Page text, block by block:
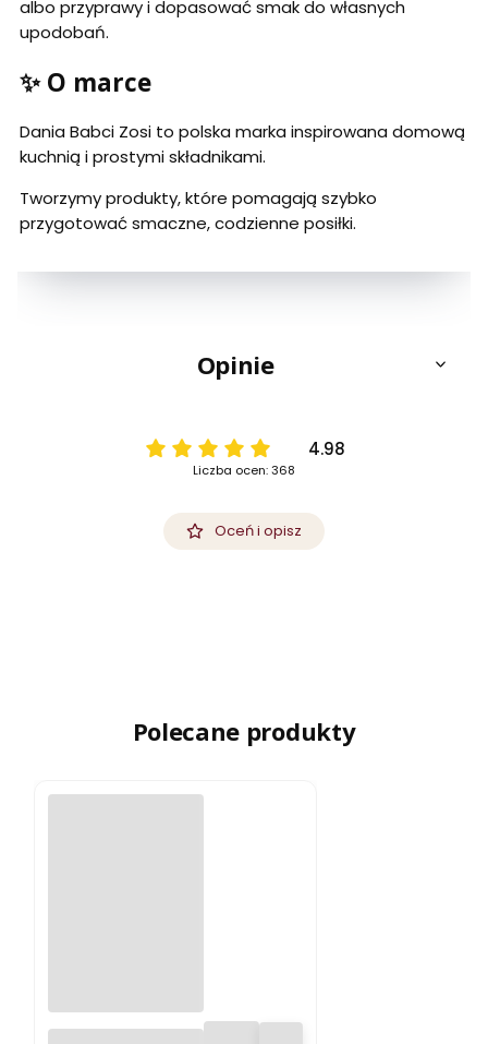
albo przyprawy i dopasować smak do własnych
upodobań.
✨ O marce
Dania Babci Zosi to polska marka inspirowana domową
kuchnią i prostymi składnikami.
Tworzymy produkty, które pomagają szybko
przygotować smaczne, codzienne posiłki.
Opinie
4.98
Liczba ocen: 368
Oceń i opisz
Polecane produkty